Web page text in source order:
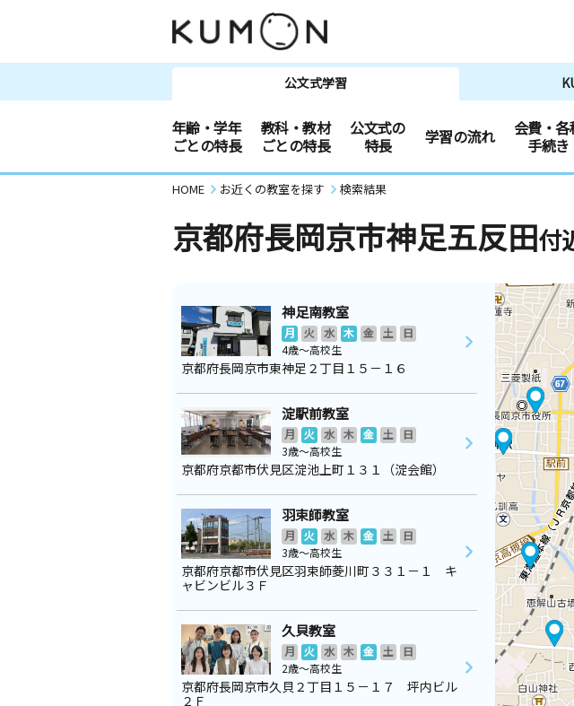
公文式学習
年齢・学年
ごとの特長
教科・教材
ごとの特長
公文式の
特長
学習の流れ
会費・各
手続き
HOME お近くの教室を探す 検索結果
京都府長岡京市神足五反田付
神足南教室
月 火 水 木 金 土
日
4歳～高校生
京都府長岡京市東神足２丁目１５－１６
淀駅前教室
月 火 水 木 金 土
日
3歳～高校生
京都府京都市伏見区淀池上町１３１（淀会館）
羽束師教室
月 火 水 木 金 土
日
3歳～高校生
京都府京都市伏見区羽束師菱川町３３１－１ キ
ャビンビル３Ｆ
久貝教室
月 火 水 木 金 土
日
2歳～高校生
京都府長岡京市久貝２丁目１５－１７ 坪内ビル
２Ｆ